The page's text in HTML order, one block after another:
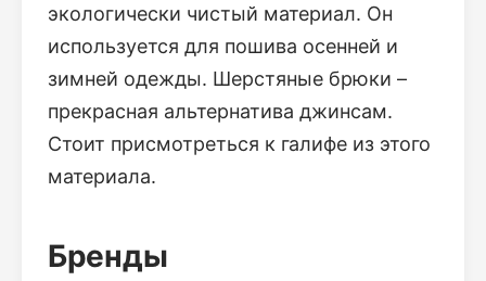
экологически чистый материал. Он
используется для пошива осенней и
зимней одежды. Шерстяные брюки –
прекрасная альтернатива джинсам.
Стоит присмотреться к галифе из этого
материала.
Бренды